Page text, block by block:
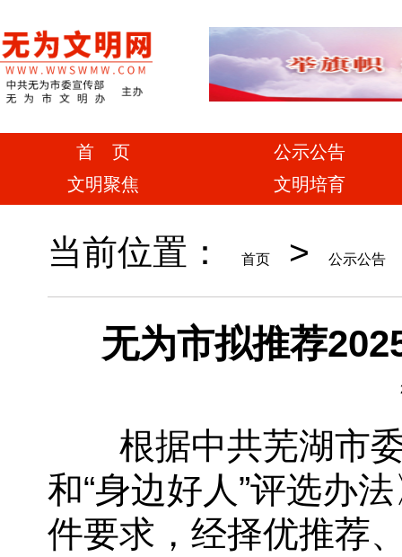
首 页
文明聚焦
公示公告
文明培育
当前位置： 首页 > 公示公告
无为市拟推荐
根据中共芜湖市委
和“身边好人”评选办
件要求，经择优推荐